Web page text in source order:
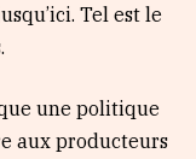
Tel est le
une politique
aux producteurs